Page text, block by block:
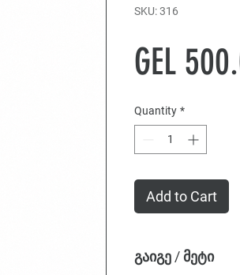
SKU: 316
GEL
Quantity *
Add to Cart
გაიგე / მეტი